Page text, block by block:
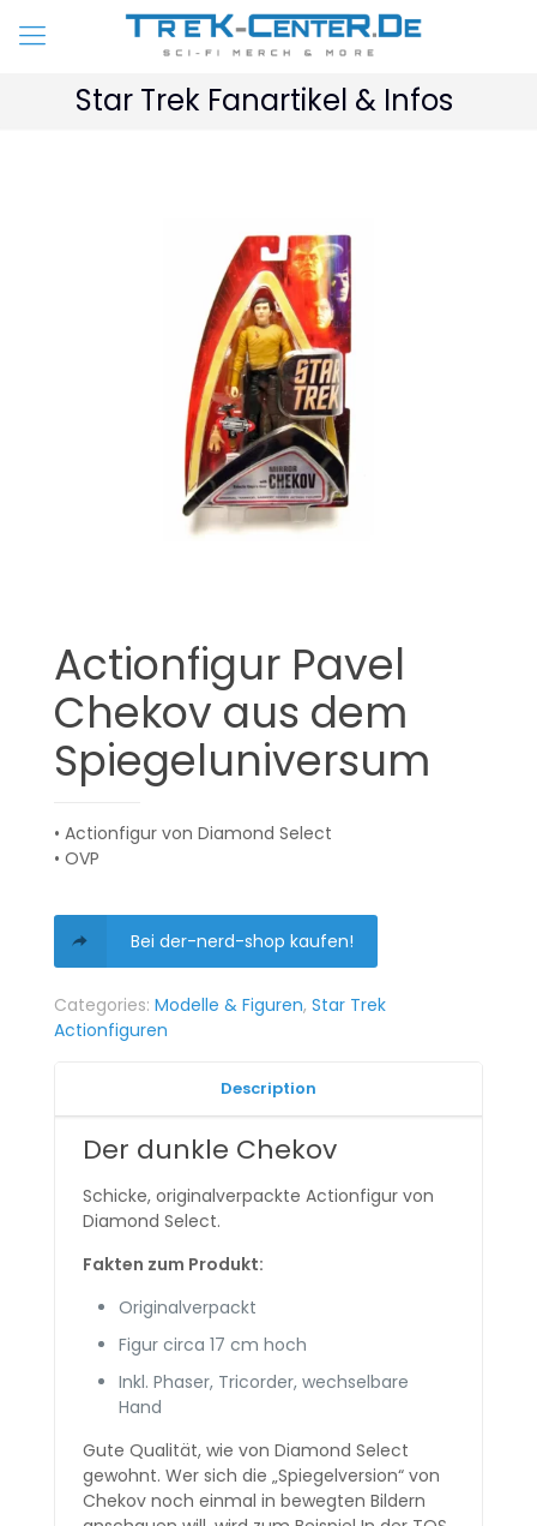
Star Trek Fanartikel & Infos
Actionfigur Pavel
Chekov aus dem
Spiegeluniversum
• Actionfigur von Diamond Select
• OVP
Bei der-nerd-shop kaufen!
Categories: Modelle & Figuren, Star Trek
Actionfiguren
Description
Der dunkle Chekov
Schicke, originalverpackte Actionfigur von
Diamond Select.
Fakten zum Produkt:
Originalverpackt
Figur circa 17 cm hoch
Inkl. Phaser, Tricorder, wechselbare
Hand
Gute Qualität, wie von Diamond Select
gewohnt. Wer sich die „Spiegelversion“ von
Chekov noch einmal in bewegten Bildern